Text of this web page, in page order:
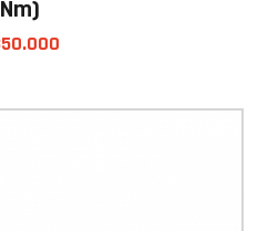
Nm)